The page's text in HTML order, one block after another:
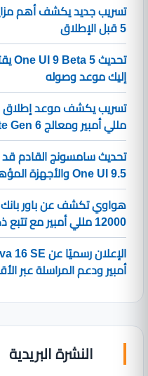
5 قبل الإطلاق
إليك موعد وصوله
مللي أمبير ومعالج Snapdragon 8 Elite Gen 6
تحديث سامسونج القادم قد
One UI 9.5 والأجهزة المؤهلة
12000 مللي أمبير مع تتبع ذكي
أمبير ودعم المراسلة عبر
النشرة البريدية